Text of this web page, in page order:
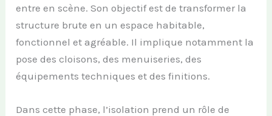
entre en scène. Son objectif est de transformer la
structure brute en un espace habitable,
fonctionnel et agréable. Il implique notamment la
pose des cloisons, des menuiseries, des
équipements techniques et des finitions.
Dans cette phase, l’isolation prend un rôle de